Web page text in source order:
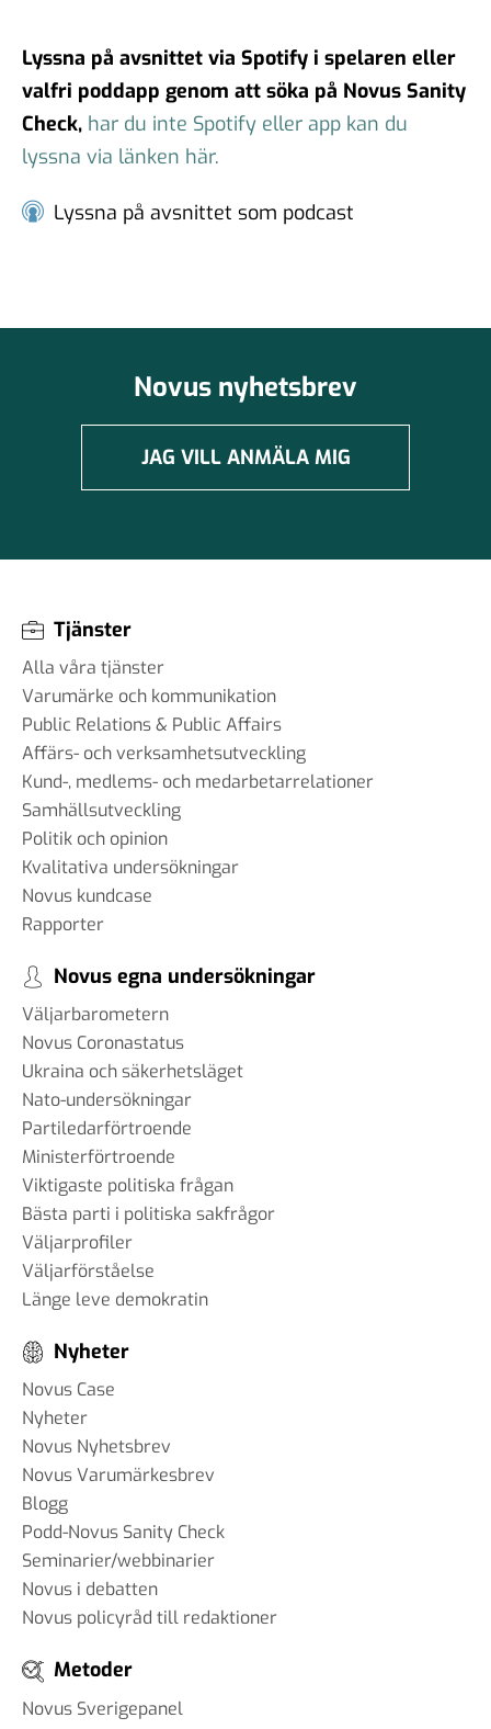
#99 - Johannes Klenell - det
dolda politiska
påverkansarbetet
16 sep 2025
#98 - Claire Durand -
#97 - Dr. Tim Johnson - ”en
bygga broar mellan grupper i
#95 - Jannike Tillå - internet
och demokrati
19 maj 2025
#94 - Patrik Thunholm -
samhällskommunikation
#93 - Brit Stakston -
svenskarnas medievanor
30 apr 2025
#92 - Ann-Thérese Enarsson -
aspekter som påverkar
arbetslivet för tjänstemän
11 apr 2025
förebygga våldsbejakande
påverkar AI samhället – och
hur anpassar vi oss?
18 mar 2025
#89 Günther Mårder -
företagsklimatet i Sverige
Lyssna på avsnittet via Spotify i spelaren eller
valfri poddapp genom att söka på Novus Sanity
Check, har du inte Spotify eller app kan du
lyssna via länken här.
Lyssna på avsnittet som podcast
Novus nyhetsbrev
JAG VILL ANMÄLA MIG
Tjänster
Alla våra tjänster
Varumärke och kommunikation
Public Relations & Public Affairs
Affärs- och verksamhetsutveckling
Kund-, medlems- och medarbetarrelationer
Samhällsutveckling
Politik och opinion
Kvalitativa undersökningar
Novus kundcase
Rapporter
Novus egna undersökningar
Väljarbarometern
Novus Coronastatus
Ukraina och säkerhetsläget
Nato-undersökningar
Partiledarförtroende
Ministerförtroende
Viktigaste politiska frågan
Bästa parti i politiska sakfrågor
Väljarprofiler
Väljarförståelse
Länge leve demokratin
Nyheter
Novus Case
Nyheter
Novus Nyhetsbrev
Novus Varumärkesbrev
Blogg
Podd-Novus Sanity Check
Seminarier/webbinarier
Novus i debatten
Novus policyråd till redaktioner
Metoder
Novus Sverigepanel